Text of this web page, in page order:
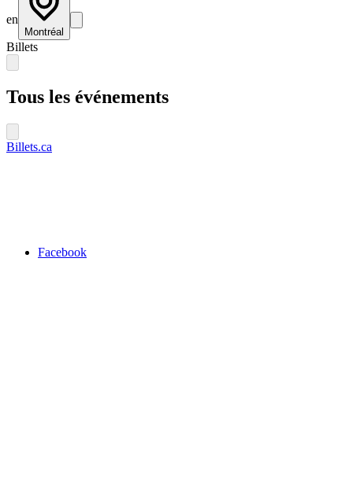
en
Montréal
Billets
Tous les événements
Billets.ca
Facebook